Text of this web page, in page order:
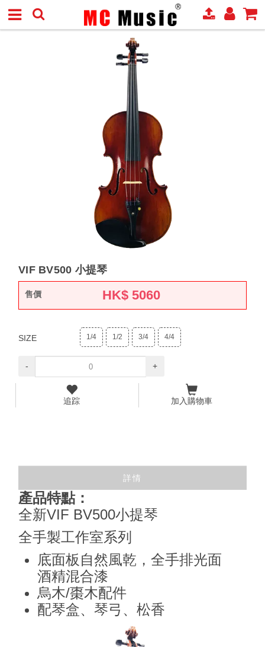
VIF BV500 小提琴
售價 HK$5060
SIZE 1/4 1/2 3/4 4/4
- +
追踪 加入購物車
詳情
產品特點：
全新VIF BV500小提琴
全手製工作室系列
底面板自然風乾，全手排光面
酒精混合漆
烏木/棗木配件
配琴盒、琴弓、松香